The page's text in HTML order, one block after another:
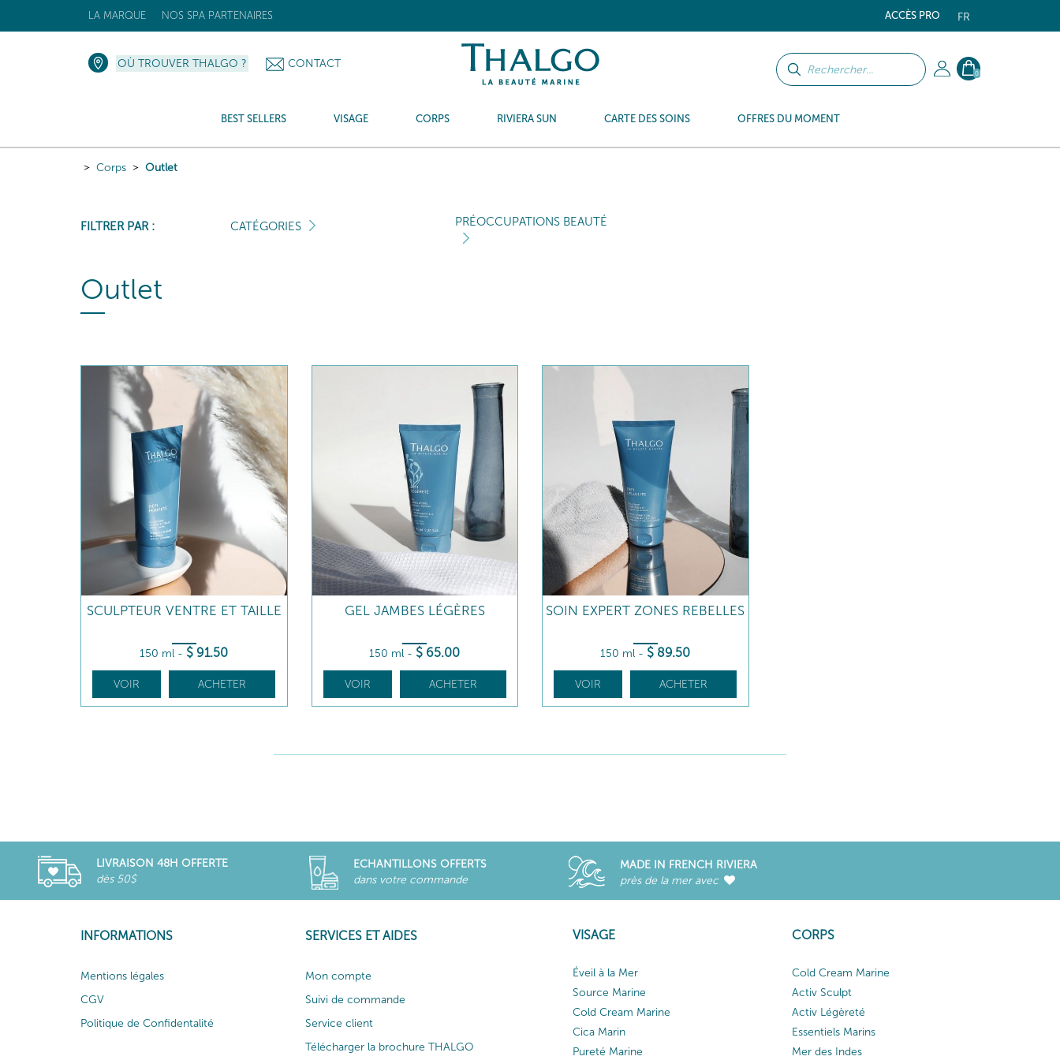
FR
ACCÈS PRO
LA MARQUE NOS SPA PARTENAIRES
0
OÙ TROUVER THALGO ? CONTACT
BEST SELLERS VISAGE CORPS RIVIERA SUN CARTE DES SOINS OFFRES DU MOMENT
Corps Outlet
FILTRER PAR : CATÉGORIES PRÉOCCUPATIONS BEAUTÉ
Outlet
SCULPTEUR VENTRE ET TAILLE
150 ml - $ 91.50
VOIR ACHETER
GEL JAMBES LÉGÈRES
150 ml - $ 65.00
VOIR ACHETER
SOIN EXPERT ZONES REBELLES
150 ml - $ 89.50
VOIR ACHETER
LIVRAISON 48H OFFERTE
dès 50$
ECHANTILLONS OFFERTS
dans votre commande
MADE IN FRENCH RIVIERA
près de la mer avec
INFORMATIONS
Mentions légales
CGV
Politique de Confidentalité
SERVICES ET AIDES
Mon compte
Suivi de commande
Service client
Télécharger la brochure THALGO
VISAGE
Éveil à la Mer
Source Marine
Cold Cream Marine
Cica Marin
Pureté Marine
CORPS
Cold Cream Marine
Activ Sculpt
Activ Légèreté
Essentiels Marins
Mer des Indes